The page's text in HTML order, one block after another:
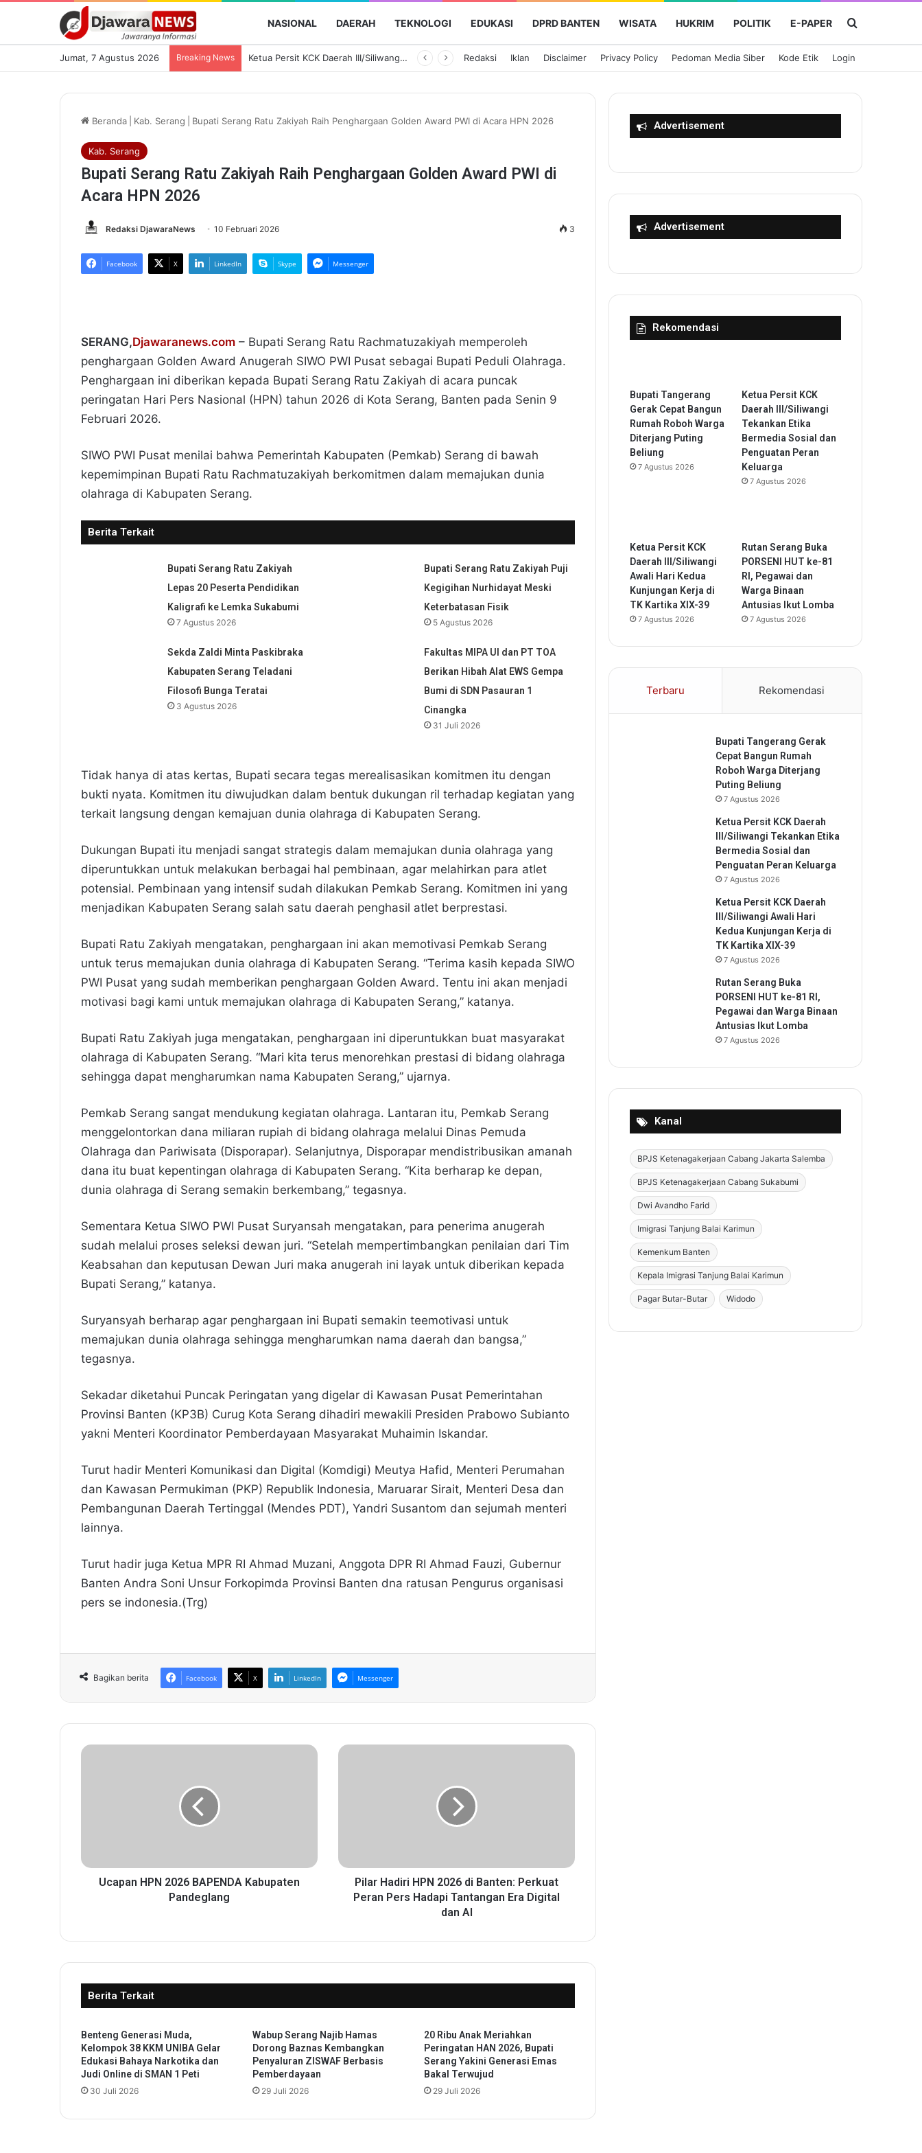
NASIONAL DAERAH TEKNOLOGI EDUKASI DPRD BANTEN WISATA HUKRIM POLITIK E-PAPER Cari Berita
Jumat, 7 Agustus 2026 Breaking News Ketua Persit KCK Daerah III/Siliwangi Awali Hari Kedua Kunjungan Kerja di TK Kartika XIX-39 Redaksi Iklan Disclaimer Privacy Policy Pedoman Media Siber Kode Etik Login
Beranda Kab. Serang Bupati Serang Ratu Zakiyah Raih Penghargaan Golden Award PWI di Acara HPN 2026
Kab. Serang
Bupati Serang Ratu Zakiyah Raih Penghargaan Golden Award PWI di
Acara HPN 2026
Redaksi DjawaraNews 10 Februari 2026 3
Facebook X LinkedIn Skype Messenger
SERANG,Djawaranews.com – Bupati Serang Ratu Rachmatuzakiyah memperoleh
penghargaan Golden Award Anugerah SIWO PWI Pusat sebagai Bupati Peduli Olahraga.
Penghargaan ini diberikan kepada Bupati Serang Ratu Zakiyah di acara puncak
peringatan Hari Pers Nasional (HPN) tahun 2026 di Kota Serang, Banten pada Senin 9
Februari 2026.
SIWO PWI Pusat menilai bahwa Pemerintah Kabupaten (Pemkab) Serang di bawah
kepemimpinan Bupati Ratu Rachmatuzakiyah berkomitmen dalam memajukan dunia
olahraga di Kabupaten Serang.
Berita Terkait
Bupati Serang Ratu Zakiyah
Lepas 20 Peserta Pendidikan
Kaligrafi ke Lemka Sukabumi
7 Agustus 2026
Bupati Serang Ratu Zakiyah Puji
Kegigihan Nurhidayat Meski
Keterbatasan Fisik
5 Agustus 2026
Sekda Zaldi Minta Paskibraka
Kabupaten Serang Teladani
Filosofi Bunga Teratai
3 Agustus 2026
Fakultas MIPA UI dan PT TOA
Berikan Hibah Alat EWS Gempa
Bumi di SDN Pasauran 1
Cinangka
31 Juli 2026
Tidak hanya di atas kertas, Bupati secara tegas merealisasikan komitmen itu dengan
bukti nyata. Komitmen itu diwujudkan dalam bentuk dukungan ril terhadap kegiatan yang
terkait langsung dengan kemajuan dunia olahraga di Kabupaten Serang.
Dukungan Bupati itu menjadi sangat strategis dalam memajukan dunia olahraga yang
diperuntukkan untuk melakukan berbagai hal pembinaan, agar melahirkan para atlet
potensial. Pembinaan yang intensif sudah dilakukan Pemkab Serang. Komitmen ini yang
menjadikan Kabupaten Serang salah satu daerah penghasil atlet berprestasi.
Bupati Ratu Zakiyah mengatakan, penghargaan ini akan memotivasi Pemkab Serang
untuk terus memajukan dunia olahraga di Kabupaten Serang. “Terima kasih kepada SIWO
PWI Pusat yang sudah memberikan penghargaan Golden Award. Tentu ini akan menjadi
motivasi bagi kami untuk memajukan olahraga di Kabupaten Serang,” katanya.
Bupati Ratu Zakiyah juga mengatakan, penghargaan ini diperuntukkan buat masyarakat
olahraga di Kabupaten Serang. “Mari kita terus menorehkan prestasi di bidang olahraga
sehingga dapat mengharumkan nama Kabupaten Serang,” ujarnya.
Pemkab Serang sangat mendukung kegiatan olahraga. Lantaran itu, Pemkab Serang
menggelontorkan dana miliaran rupiah di bidang olahraga melalui Dinas Pemuda
Olahraga dan Pariwisata (Disporapar). Selanjutnya, Disporapar mendistribusikan amanah
dana itu buat kepentingan olahraga di Kabupaten Serang. “Kita berharap ke depan,
dunia olahraga di Serang semakin berkembang,” tegasnya.
Sementara Ketua SIWO PWI Pusat Suryansah mengatakan, para penerima anugerah
sudah melalui proses seleksi dewan juri. “Setelah mempertimbangkan penilaian dari Tim
Keabsahan dan keputusan Dewan Juri maka anugerah ini layak untuk diberikan kepada
Bupati Serang,” katanya.
Suryansyah berharap agar penghargaan ini Bupati semakin teemotivasi untuk
memajukan dunia olahraga sehingga mengharumkan nama daerah dan bangsa,”
tegasnya.
Sekadar diketahui Puncak Peringatan yang digelar di Kawasan Pusat Pemerintahan
Provinsi Banten (KP3B) Curug Kota Serang dihadiri mewakili Presiden Prabowo Subianto
yakni Menteri Koordinator Pemberdayaan Masyarakat Muhaimin Iskandar.
Turut hadir Menteri Komunikasi dan Digital (Komdigi) Meutya Hafid, Menteri Perumahan
dan Kawasan Permukiman (PKP) Republik Indonesia, Maruarar Sirait, Menteri Desa dan
Pembangunan Daerah Tertinggal (Mendes PDT), Yandri Susantom dan sejumah menteri
lainnya.
Turut hadir juga Ketua MPR RI Ahmad Muzani, Anggota DPR RI Ahmad Fauzi, Gubernur
Banten Andra Soni Unsur Forkopimda Provinsi Banten dna ratusan Pengurus organisasi
pers se indonesia.(Trg)
Bagikan berita Facebook X LinkedIn Messenger
U
N
B
E
D
K
a
b
p
Ucapan HPN 2026 BAPENDA Kabupaten
Pandeglang
P
i
N
2
d
B
a
Pilar Hadiri HPN 2026 di Banten: Perkuat
Peran Pers Hadapi Tantangan Era Digital
dan AI
Berita Terkait
Benteng Generasi Muda,
Kelompok 38 KKM UNIBA Gelar
Edukasi Bahaya Narkotika dan
Judi Online di SMAN 1 Peti
30 Juli 2026
Wabup Serang Najib Hamas
Dorong Baznas Kembangkan
Penyaluran ZISWAF Berbasis
Pemberdayaan
29 Juli 2026
20 Ribu Anak Meriahkan
Peringatan HAN 2026, Bupati
Serang Yakini Generasi Emas
Bakal Terwujud
29 Juli 2026
Advertisement
Advertisement
Rekomendasi
Bupati Tangerang
Gerak Cepat Bangun
Rumah Roboh Warga
Diterjang Puting
Beliung
7 Agustus 2026
Ketua Persit KCK
Daerah III/Siliwangi
Tekankan Etika
Bermedia Sosial dan
Penguatan Peran
Keluarga
7 Agustus 2026
Ketua Persit KCK
Daerah III/Siliwangi
Awali Hari Kedua
Kunjungan Kerja di
TK Kartika XIX-39
7 Agustus 2026
Rutan Serang Buka
PORSENI HUT ke-81
RI, Pegawai dan
Warga Binaan
Antusias Ikut Lomba
7 Agustus 2026
Terbaru Rekomendasi
Bupati Tangerang Gerak
Cepat Bangun Rumah
Roboh Warga Diterjang
Puting Beliung
7 Agustus 2026
Ketua Persit KCK Daerah
III/Siliwangi Tekankan Etika
Bermedia Sosial dan
Penguatan Peran Keluarga
7 Agustus 2026
Ketua Persit KCK Daerah
III/Siliwangi Awali Hari
Kedua Kunjungan Kerja di
TK Kartika XIX-39
7 Agustus 2026
Rutan Serang Buka
PORSENI HUT ke-81 RI,
Pegawai dan Warga Binaan
Antusias Ikut Lomba
7 Agustus 2026
Kanal
BPJS Ketenagakerjaan Cabang Jakarta Salemba
BPJS Ketenagakerjaan Cabang Sukabumi
Dwi Avandho Farid
Imigrasi Tanjung Balai Karimun
Kemenkum Banten
Kepala Imigrasi Tanjung Balai Karimun
Pagar Butar-Butar Widodo